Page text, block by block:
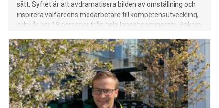
sätt. Syftet är att avdramatisera bilden av omställning och
inspirera välfärdens medarbetare till kompetensutveckling,
och i år har 18 personer från hela landet nominerats. Bakom
stöttar medarbetare i välfärden.